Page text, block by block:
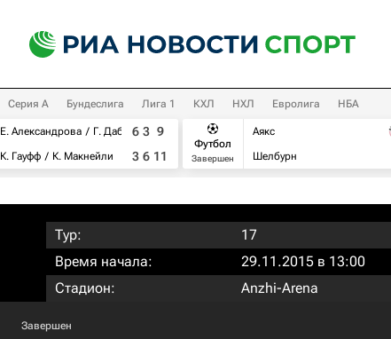
Серия А Бундеслига Лига 1 КХЛ НХЛ Евролига НБА
Е. Александрова
Г. Дабровски
К. Гауфф
К. Макнейли
6 3 9
3 6 11
Футбол
Завершен
Аякс
Шелбурн
Тур:
17
Время начала:
29.11.2015 в 13:00
Стадион:
Anzhi-Arena
Завершен